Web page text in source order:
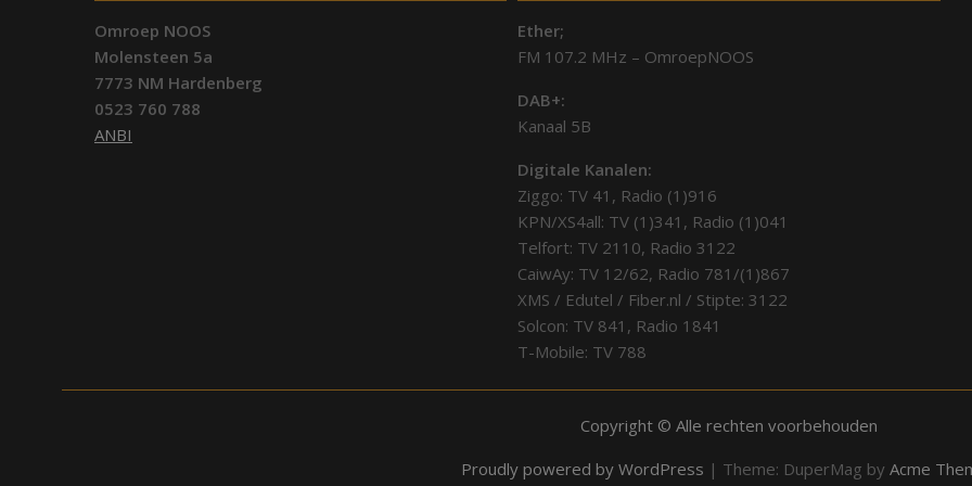
Omroep NOOS
Molensteen 5a
7773 NM Hardenberg
0523 760 788
ANBI
Ether;
FM 107.2 MHz – OmroepNOOS
DAB+:
Kanaal 5B
Digitale Kanalen:
Ziggo: TV 41, Radio (1)916
KPN/XS4all: TV (1)341, Radio (1)041
Telfort: TV 2110, Radio 3122
CaiwAy: TV 12/62, Radio 781/(1)867
XMS / Edutel / Fiber.nl / Stipte: 3122
Solcon: TV 841, Radio 1841
T-Mobile: TV 788
Copyright © Alle rechten voorbehouden
Proudly powered by WordPress | Theme: DuperMag by Acme